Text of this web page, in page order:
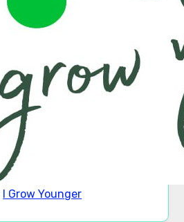
I Grow Younger